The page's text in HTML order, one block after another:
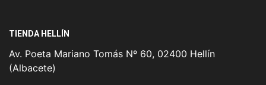
TIENDA HELLÍN
Av. Poeta Mariano Tomás Nº 60, 02400 Hellín
(Albacete)